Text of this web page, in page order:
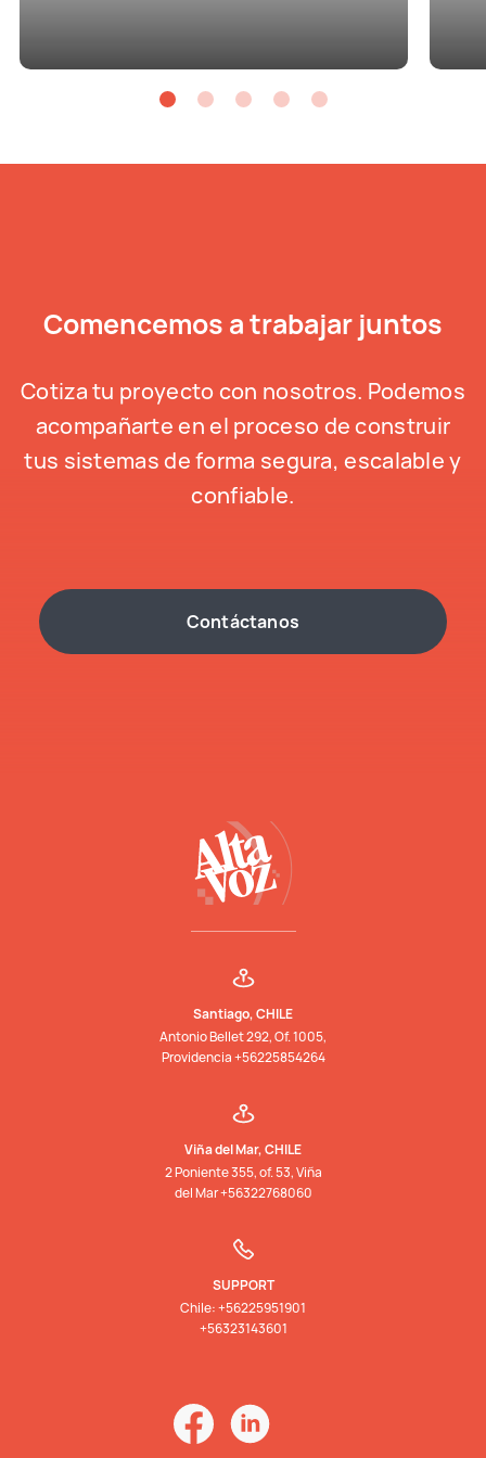
Comencemos a trabajar juntos
Cotiza tu proyecto con nosotros. Podemos
acompañarte en el proceso de construir
tus sistemas de forma segura, escalable y
confiable.
Contáctanos
Santiago, CHILE
Antonio Bellet 292, Of. 1005,
Providencia +56225854264
Viña del Mar, CHILE
2 Poniente 355, of. 53, Viña
del Mar +56322768060
SUPPORT
Chile: +56225951901
+56323143601